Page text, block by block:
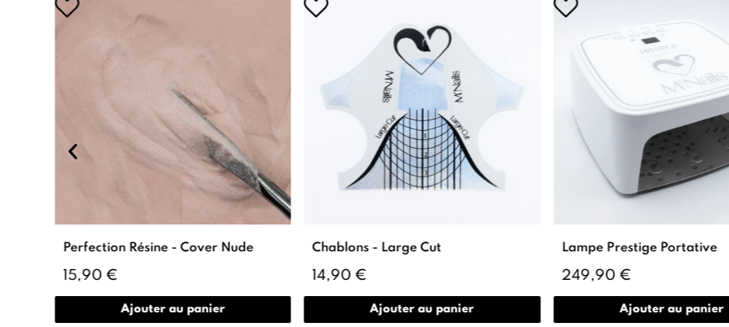
Perfection Résine - Cover Nude
15,90 €
Ajouter au panier
Chablons - Large Cut
14,90 €
Ajouter au panier
Lampe Prestige Portative
249,90 €
Ajouter au panier